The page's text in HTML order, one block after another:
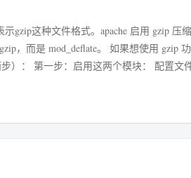
gzip这种文件格式。apache 启用 gzip 压
，而是 mod_deflate。 如果想使用 gzip
）： 第一步：启用这两个模块： 配置文